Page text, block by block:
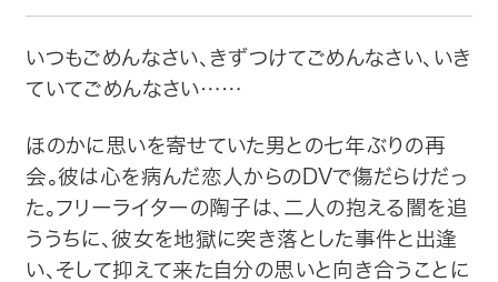
メディア紹介
購入方法
お問い合わせ
画像・文章の使用について
企業情報
いつもごめんなさい、きずつけてごめんなさい、いき
ていてごめんなさい……
ほのかに思いを寄せていた男との七年ぶりの再
会。彼は心を病んだ恋人からのDVで傷だらけだっ
た。フリーライターの陶子は、二人の抱える闇を追
ううちに、彼女を地獄に突き落とした事件と出逢
い、そして抑えて来た自分の思いと向き合うことに